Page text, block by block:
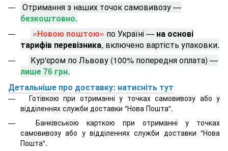
Отримання з наших точок самовивозу —
безкоштовно.
«Новою поштою» по Україні — на основі
тарифів перевізника, включено вартість упаковки.
Кур'єром по Львову (100% попередня оплата) —
лише 76 грн.
Детальніше про доставку: натисніть тут
Готівкою при отриманні у точках самовивозу або у
відділеннях служби доставки "Нова Пошта".
Банківською карткою при отриманні у точках
самовивозу або у відділеннях служби доставки "Нова
Пошта".